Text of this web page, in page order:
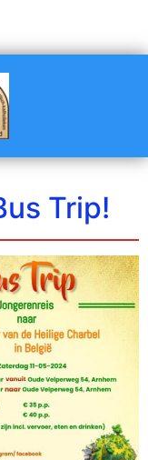
Trip!